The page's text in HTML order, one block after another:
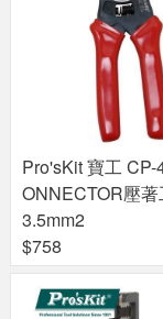
Pro'sKit 寶工 CP-
ONNECTOR壓
3.5mm2
$758